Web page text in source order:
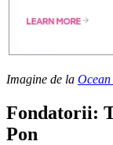
Imagine de la
Fondatorii:
Pon